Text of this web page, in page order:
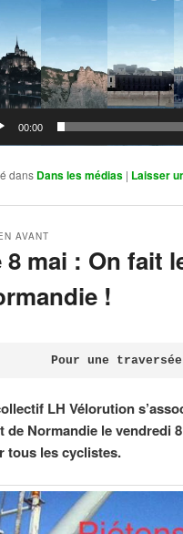
00:00
dans Dans les médias | Laisser
8 mai : On fait
!
AVANT
Pour une
LH Vélorution
de Normandie le vendredi
tous les cyclistes.